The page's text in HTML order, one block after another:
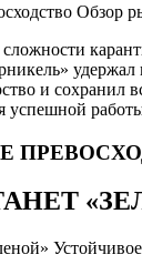
Обзор
удержал
и сохранил
успешной